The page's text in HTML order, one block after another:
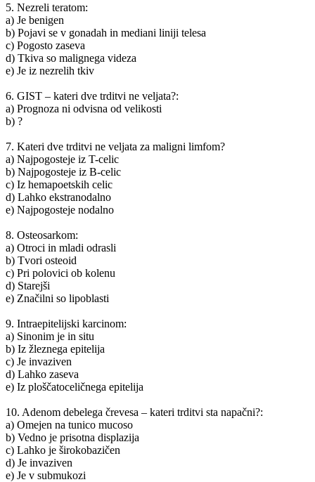
5. Nezreli teratom:
a) Je benigen
b) Pojavi se v gonadah in mediani liniji telesa
c) Pogosto zaseva
d) Tkiva so malignega videza
e) Je iz nezrelih tkiv
6. GIST – kateri dve trditvi ne veljata?:
a) Prognoza ni odvisna od velikosti
b) ?
7. Kateri dve trditvi ne veljata za maligni limfom?
a) Najpogosteje iz T-celic
b) Najpogosteje iz B-celic
c) Iz hemapoetskih celic
d) Lahko ekstranodalno
e) Najpogosteje nodalno
8. Osteosarkom:
a) Otroci in mladi odrasli
b) Tvori osteoid
c) Pri polovici ob kolenu
d) Starejši
e) Značilni so lipoblasti
9. Intraepitelijski karcinom:
a) Sinonim je in situ
b) Iz žleznega epitelija
c) Je invaziven
d) Lahko zaseva
e) Iz ploščatoceličnega epitelija
10. Adenom debelega črevesa – kateri trditvi sta napačni?:
a) Omejen na tunico mucoso
b) Vedno je prisotna displazija
c) Lahko je širokobazičen
d) Je invaziven
e) Je v submukozi